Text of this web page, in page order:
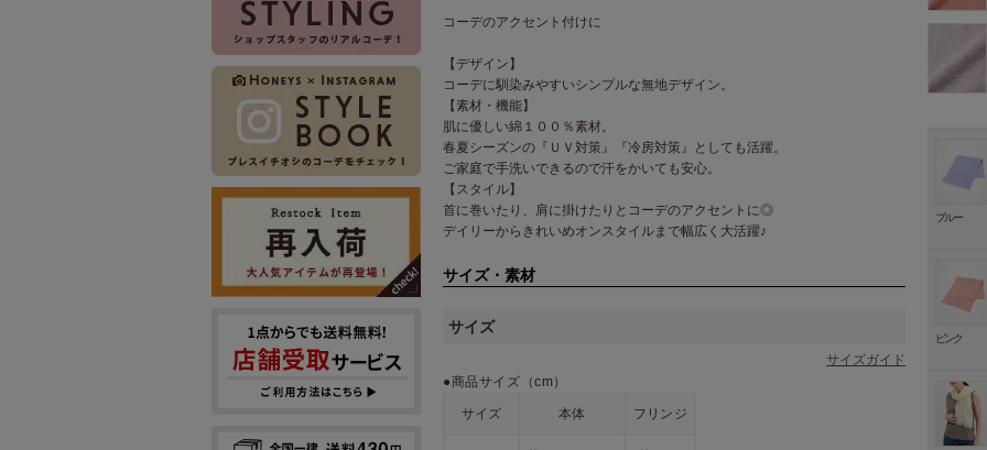
コーデのアクセント付けに
【デザイン】
コーデに馴染みやすいシンプルな無地デザイン。
【素材・機能】
肌に優しい綿１００％素材。
春夏シーズンの『ＵＶ対策』『冷房対策』としても活躍。
ご家庭で手洗いできるので汗をかいても安心。
【スタイル】
首に巻いたり、肩に掛けたりとコーデのアクセントに◎
デイリーからきれいめオンスタイルまで幅広く大活躍♪
サイズ・素材
サイズ
サイズガイド
●商品サイズ（cm）
サイズ 本体 フリンジ
ブルー
ピンク